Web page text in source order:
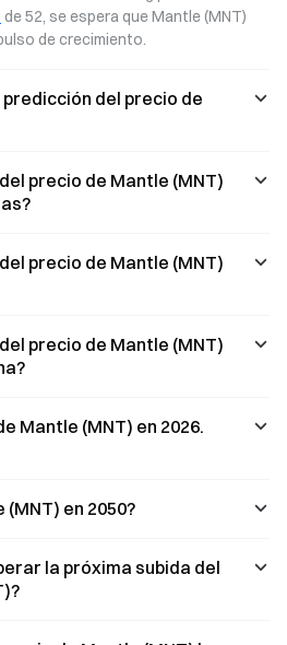
que
afectan el precio
de 52, se espera que Mantle (MNT)
de crecimiento.
del precio de
precio de Mantle (MNT)
precio de Mantle (MNT)
precio de Mantle (MNT)
Mantle (MNT) en 2026.
en 2050?
la próxima subida del